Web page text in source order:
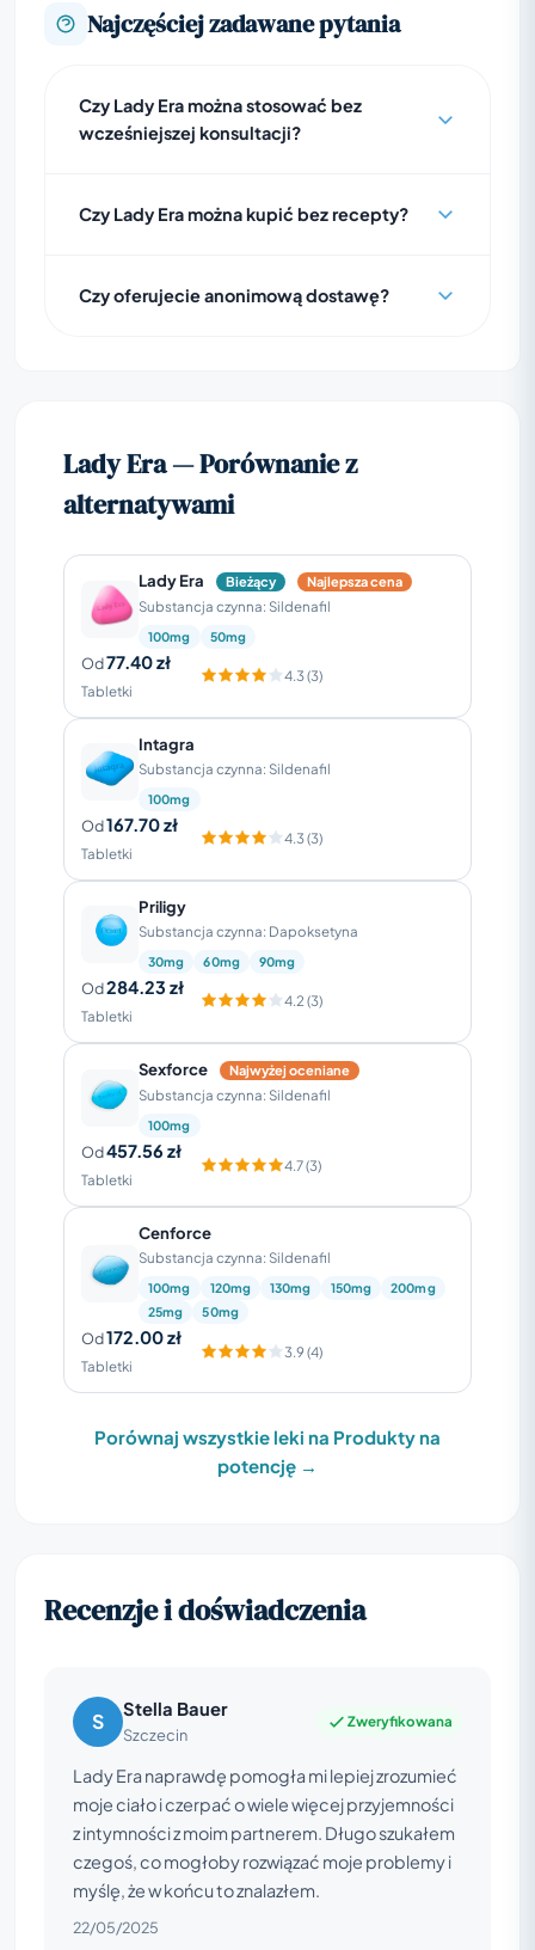
Najczęściej zadawane pytania
Czy Lady Era można stosować bez
wcześniejszej konsultacji?
Czy Lady Era można kupić bez recepty?
Czy oferujecie anonimową dostawę?
Lady Era — Porównanie z
alternatywami
Lady Era Bieżący Najlepsza cena
Substancja czynna: Sildenafil
100mg 50mg
Od77.40 zł
Tabletki
4.3 (3)
Intagra
Substancja czynna: Sildenafil
100mg
Od167.70 zł
Tabletki
4.3 (3)
Priligy
Substancja czynna: Dapoksetyna
30mg 60mg 90mg
Od284.23 zł
Tabletki
4.2 (3)
Sexforce Najwyżej oceniane
Substancja czynna: Sildenafil
100mg
Od457.56 zł
Tabletki
4.7 (3)
Cenforce
Substancja czynna: Sildenafil
100mg 120mg 130mg 150mg
200mg
25mg
50mg
Od172.00 zł
Tabletki
3.9 (4)
Porównaj wszystkie leki na Produkty na
potencję →
Recenzje i doświadczenia
S Stella Bauer
Szczecin
Zweryfikowana
Lady Era naprawdę pomogła mi lepiej zrozumieć
moje ciało i czerpać o wiele więcej przyjemności
z intymności z moim partnerem. Długo szukałem
czegoś, co mogłoby rozwiązać moje problemy i
myślę, że w końcu to znalazłem.
22/05/2025